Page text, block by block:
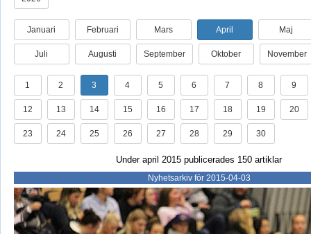
Januari Februari Mars April Maj
Juli Augusti September Oktober November
1 2 3 4 5 6 7 8 9
12 13 14 15 16 17 18 19 20
23 24 25 26 27 28 29 30
Under april 2015 publicerades 150 artiklar
Nyhetsarkiv för 2015-04-03